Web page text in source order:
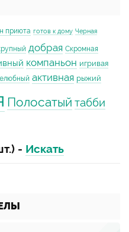
приюта готов к дому Черная
добрая Скромная
компаньон игривая
активная рыжий
Полосатый табби
- Искать